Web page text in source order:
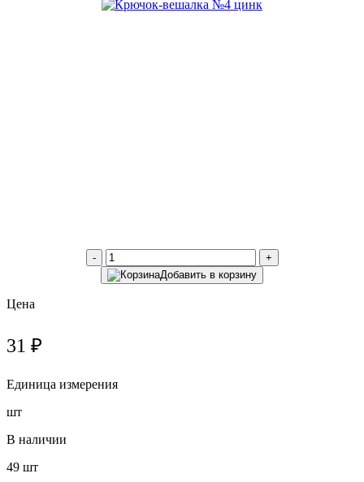
-
+
Добавить в корзину
Цена
31 ₽
Единица измерения
шт
В наличии
49 шт